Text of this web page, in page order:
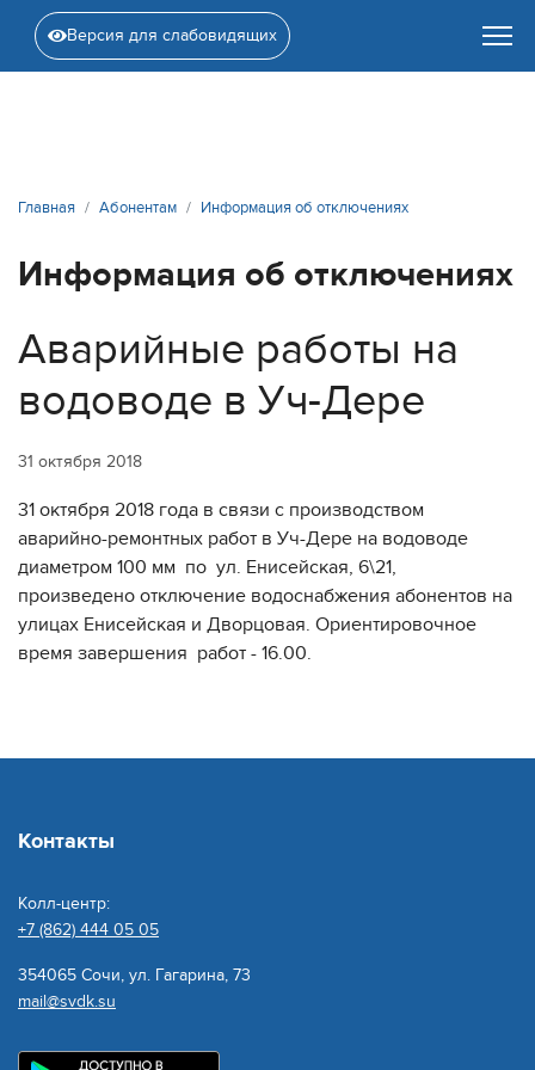
Версия для слабовидящих
Главная Абонентам Информация об отключениях
Информация об отключениях
Аварийные работы на
водоводе в Уч-Дере
31 октября 2018
31 октября 2018 года в связи с производством
аварийно-ремонтных работ в Уч-Дере на водоводе
диаметром 100 мм по ул. Енисейская, 6\21,
произведено отключение водоснабжения абонентов на
улицах Енисейская и Дворцовая. Ориентировочное
время завершения работ - 16.00.
Контакты
Колл-центр:
+7 (862) 444 05 05
354065 Сочи, ул. Гагарина, 73
mail@svdk.su